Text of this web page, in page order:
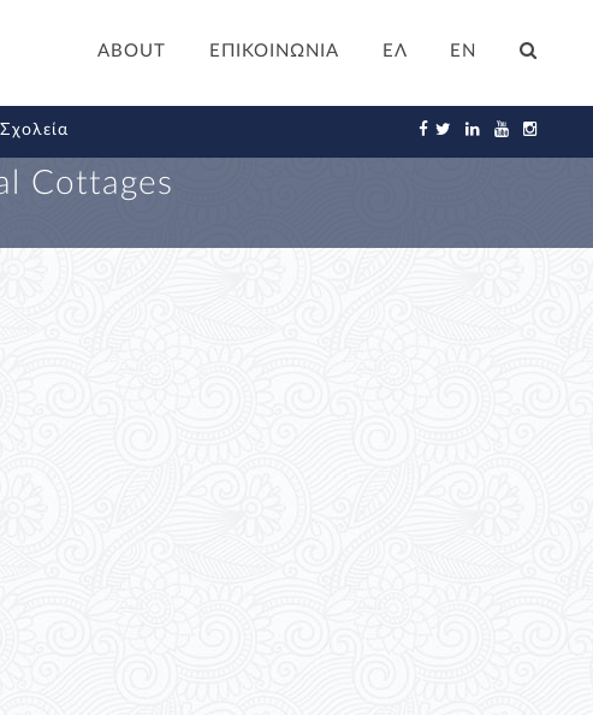
ABOUT ΕΠΙΚΟΙΝΩΝΙΑ ΕΛ EN
Σχολεία
Cottages